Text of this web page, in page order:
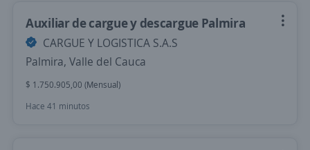
Auxiliar de cargue y descargue Palmira
CARGUE Y LOGISTICA S.A.S
Palmira, Valle del Cauca
$ 1.750.905,00 (Mensual)
Hace 41 minutos